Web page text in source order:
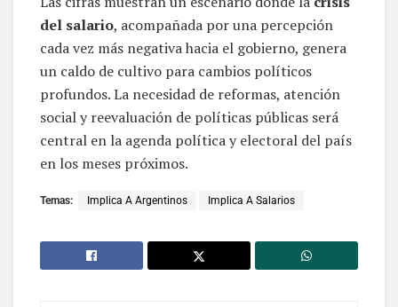
del salario, acompañada por una percepción
cada vez más negativa hacia el gobierno, genera
un caldo de cultivo para cambios políticos
profundos. La necesidad de reformas, atención
social y reevaluación de políticas públicas será
central en la agenda política y electoral del país
en los meses próximos.
Temas: Implica A Argentinos Implica A Salarios